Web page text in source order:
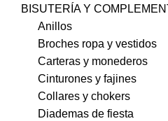
BISUTERÍA Y
Anillos
Broches ropa y vestidos
Carteras y monederos
Cinturones y fajines
Collares y chokers
Diademas de fiesta